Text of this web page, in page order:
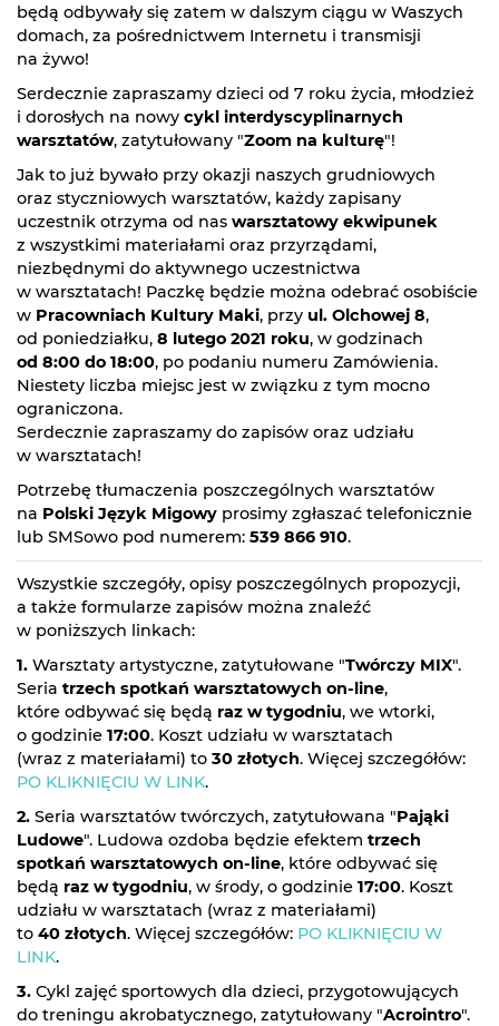
będą odbywały się zatem w dalszym ciągu w Waszych
domach, za pośrednictwem Internetu i transmisji
na żywo!
Serdecznie zapraszamy dzieci od 7 roku życia, młodzież
i dorosłych na nowy cykl interdyscyplinarnych
warsztatów, zatytułowany "Zoom na kulturę"!
Jak to już bywało przy okazji naszych grudniowych
oraz styczniowych warsztatów, każdy zapisany
uczestnik otrzyma od nas warsztatowy ekwipunek
z wszystkimi materiałami oraz przyrządami,
niezbędnymi do aktywnego uczestnictwa
w warsztatach! Paczkę będzie można odebrać osobiście
w Pracowniach Kultury Maki, przy ul. Olchowej 8,
od poniedziałku, 8 lutego 2021 roku, w godzinach
od 8:00 do 18:00, po podaniu numeru Zamówienia.
Niestety liczba miejsc jest w związku z tym mocno
ograniczona.
Serdecznie zapraszamy do zapisów oraz udziału
w warsztatach!
Potrzebę tłumaczenia poszczególnych warsztatów
na Polski Język Migowy prosimy zgłaszać telefonicznie
lub SMSowo pod numerem: 539 866 910.
Wszystkie szczegóły, opisy poszczególnych propozycji,
a także formularze zapisów można znaleźć
w poniższych linkach:
1. Warsztaty artystyczne, zatytułowane "Twórczy MIX".
Seria trzech spotkań warsztatowych on-line,
które odbywać się będą raz w tygodniu, we wtorki,
o godzinie 17:00. Koszt udziału w warsztatach
(wraz z materiałami) to 30 złotych. Więcej szczegółów:
PO KLIKNIĘCIU W LINK.
2. Seria warsztatów twórczych, zatytułowana "Pająki
Ludowe". Ludowa ozdoba będzie efektem trzech
spotkań warsztatowych on-line, które odbywać się
będą raz w tygodniu, w środy, o godzinie 17:00. Koszt
udziału w warsztatach (wraz z materiałami)
to 40 złotych. Więcej szczegółów: PO KLIKNIĘCIU W
LINK.
3. Cykl zajęć sportowych dla dzieci, przygotowujących
do treningu akrobatycznego, zatytułowany "Acrointro".